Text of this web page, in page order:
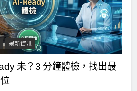
最新資訊
未？3 分鐘體檢，找出最